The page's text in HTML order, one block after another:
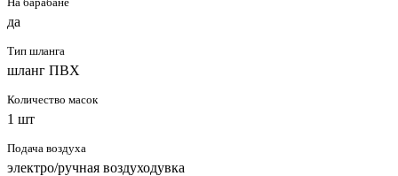
да
Тип шланга
шланг ПВХ
Количество масок
1 шт
Подача воздуха
электро/ручная воздуходувка